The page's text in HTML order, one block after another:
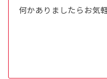
何かありましたらお気